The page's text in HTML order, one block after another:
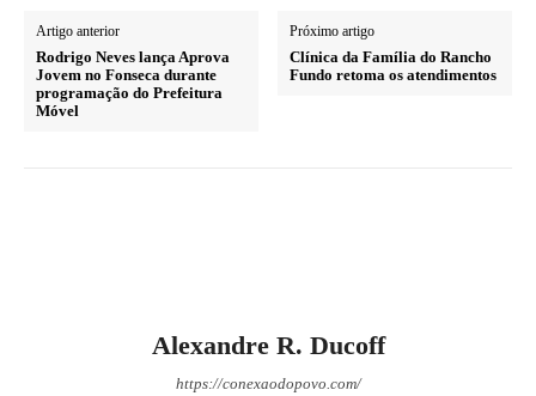
Artigo anterior
Rodrigo Neves lança Aprova
Jovem no Fonseca durante
programação do Prefeitura
Móvel
Próximo artigo
Clínica da Família do Rancho
Fundo retoma os atendimentos
Alexandre R. Ducoff
https://conexaodopovo.com/